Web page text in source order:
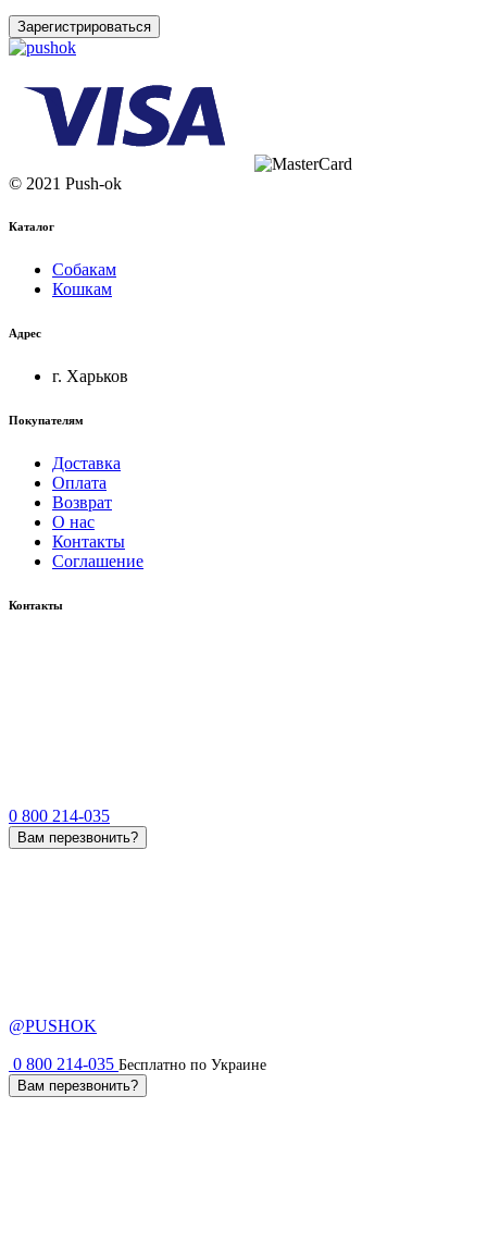
Зарегистрироваться
© 2021 Push-ok
Каталог
Собакам
Кошкам
Адрес
г. Харьков
Покупателям
Доставка
Оплата
Возврат
О нас
Контакты
Соглашение
Контакты
0 800 214-035
Вам перезвонить?
@PUSHOK
0 800 214-035 Бесплатно по Украине
Вам перезвонить?